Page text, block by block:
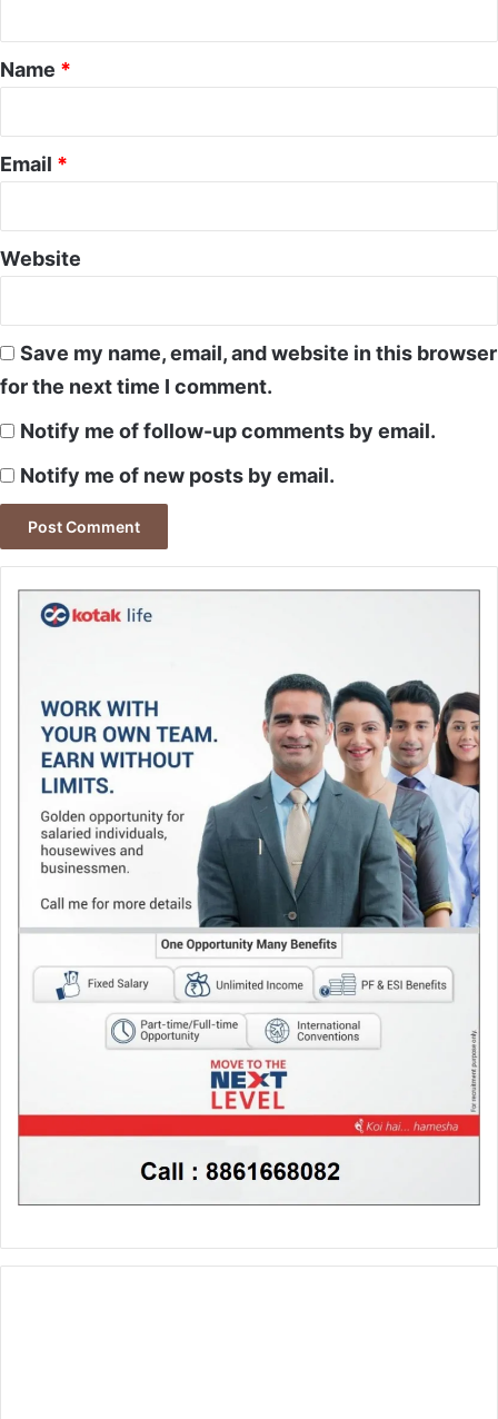
*
Name *
Email *
Website
Save my name, email, and website in this browser
for the next time I comment.
Notify me of follow-up comments by email.
Notify me of new posts by email.